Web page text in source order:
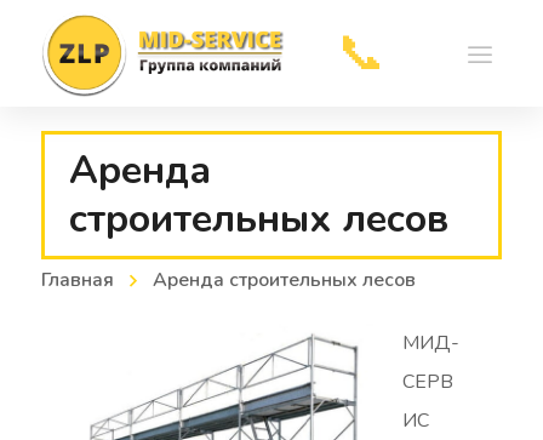
Аренда
строительных лесов
Главная Аренда строительных лесов
МИД-
СЕРВ
ИС
Отправить